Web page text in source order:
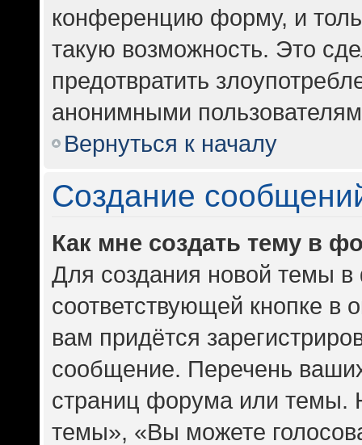
конференцию форму, и
такую возможность. Это
предотвратить
анонимными
Вернуться к началу
Создание
Как мне создать тему в
Для создания новой темы
соответствующей кнопке
вам придётся
сообщение. Перечень
страниц форума или темы.
темы», «Вы можете